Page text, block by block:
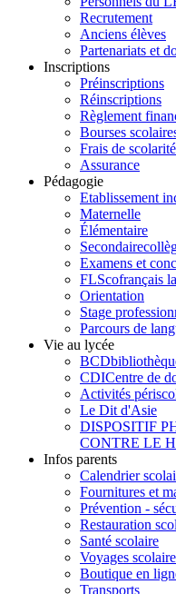
Recrutement
Anciens élèves
Partenariats et
Inscriptions
Préinscriptions
Réinscriptions
Règlement
Bourses
Frais de scolarité
Assurance
Pédagogie
Etablissement
Maternelle
Élémentaire
Secondaire
Examens et
FLScofrançais
Orientation
Stage
Parcours de
Vie au lycée
BCD
CDICentre de
Activités
Le Dit d'Asie
DISPOSITIF
CONTRE LE
Infos parents
Calendrier
Fournitures et
Prévention -
Restauration
Santé scolaire
Voyages
Boutique en
Transports